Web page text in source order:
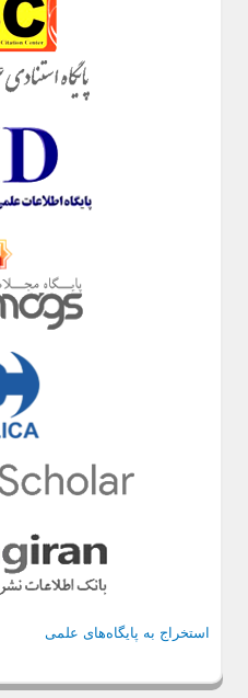
استخراج به پایگاه‌های علمی